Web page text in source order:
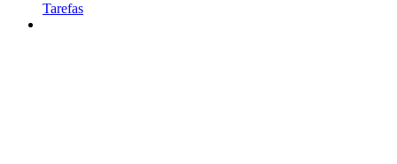
Tarefas